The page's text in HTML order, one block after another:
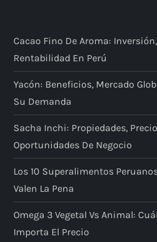
Cacao Fino De Aroma:
Rentabilidad En Perú
Yacón: Beneficios, Mercado
Su Demanda
Sacha Inchi: Propiedades,
Oportunidades De Negocio
Los 10 Superalimentos
Valen La Pena
Omega 3 Vegetal Vs Animal:
Importa El Precio